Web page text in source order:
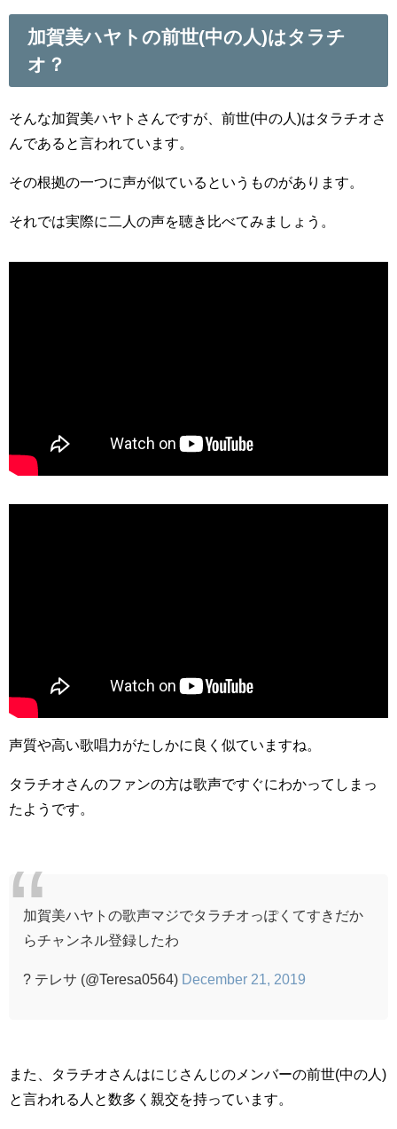
加賀美ハヤトの前世(中の人)はタラチ
オ？
そんな加賀美ハヤトさんですが、前世(中の人)はタラチオさ
んであると言われています。
その根拠の一つに声が似ているというものがあります。
それでは実際に二人の声を聴き比べてみましょう。
声質や高い歌唱力がたしかに良く似ていますね。
タラチオさんのファンの方は歌声ですぐにわかってしまっ
たようです。
加賀美ハヤトの歌声マジでタラチオっぽくてすきだか
らチャンネル登録したわ
? テレサ (@Teresa0564) December 21, 2019
また、タラチオさんはにじさんじのメンバーの前世(中の人)
と言われる人と数多く親交を持っています。